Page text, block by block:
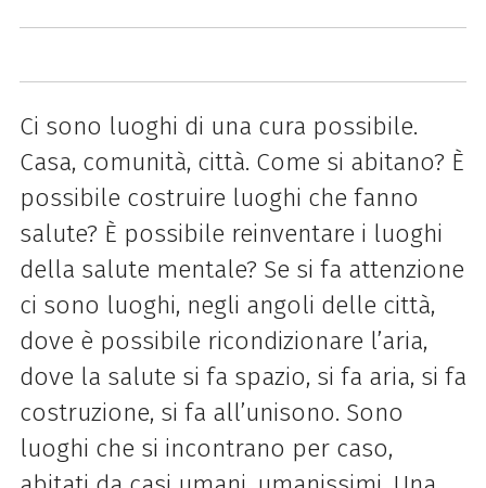
Ci sono luoghi di una cura possibile.
Casa, comunità, città. Come si abitano? È
possibile costruire luoghi che fanno
salute? È possibile reinventare i luoghi
della salute mentale? Se si fa attenzione
ci sono luoghi, negli angoli delle città,
dove è possibile ricondizionare l’aria,
dove la salute si fa spazio, si fa aria, si fa
costruzione, si fa all’unisono. Sono
luoghi che si incontrano per caso,